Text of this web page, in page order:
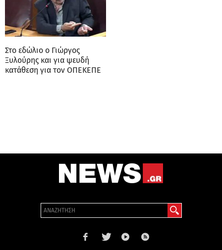
Στο εδώλιο ο Γιώργος
Ξυλούρης και για ψευδή
κατάθεση για τον ΟΠΕΚΕΠΕ